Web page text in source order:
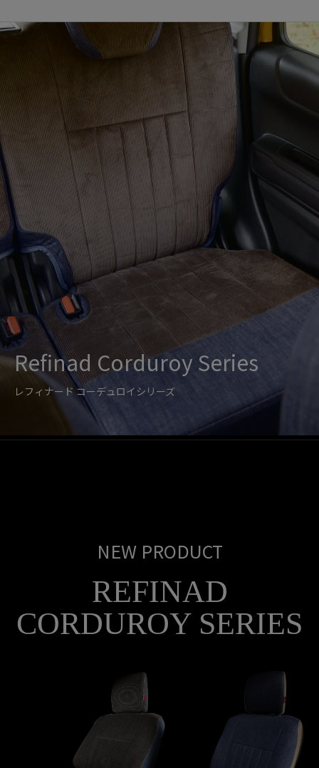
Refinad Corduroy Series
レフィナード コーデュロイシリーズ
NEW PRODUCT
REFINAD
CORDUROY SERIES